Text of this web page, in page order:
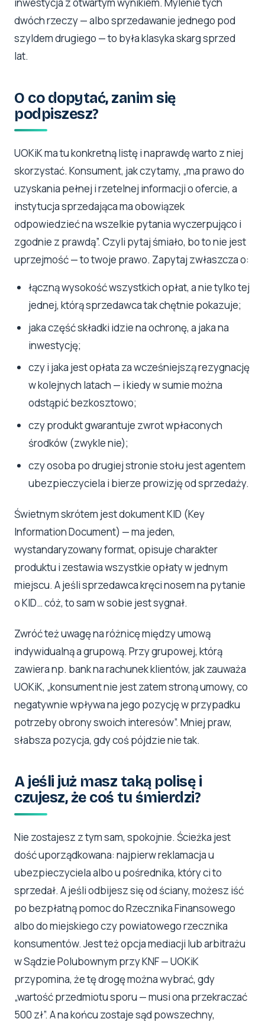
inwestycja z otwartym wynikiem. Mylenie tych
dwóch rzeczy — albo sprzedawanie jednego pod
szyldem drugiego — to była klasyka skarg sprzed
lat.
O co dopytać, zanim się
podpiszesz?
UOKiK ma tu konkretną listę i naprawdę warto z niej
skorzystać. Konsument, jak czytamy, „ma prawo do
uzyskania pełnej i rzetelnej informacji o ofercie, a
instytucja sprzedająca ma obowiązek
odpowiedzieć na wszelkie pytania wyczerpująco i
zgodnie z prawdą”. Czyli pytaj śmiało, bo to nie jest
uprzejmość — to twoje prawo. Zapytaj zwłaszcza o:
łączną wysokość wszystkich opłat, a nie tylko tej
jednej, którą sprzedawca tak chętnie pokazuje;
jaka część składki idzie na ochronę, a jaka na
inwestycję;
czy i jaka jest opłata za wcześniejszą rezygnację
w kolejnych latach — i kiedy w sumie można
odstąpić bezkosztowo;
czy produkt gwarantuje zwrot wpłaconych
środków (zwykle nie);
czy osoba po drugiej stronie stołu jest agentem
ubezpieczyciela i bierze prowizję od sprzedaży.
Świetnym skrótem jest dokument KID (Key
Information Document) — ma jeden,
wystandaryzowany format, opisuje charakter
produktu i zestawia wszystkie opłaty w jednym
miejscu. A jeśli sprzedawca kręci nosem na pytanie
o KID… cóż, to sam w sobie jest sygnał.
Zwróć też uwagę na różnicę między umową
indywidualną a grupową. Przy grupowej, którą
zawiera np. bank na rachunek klientów, jak zauważa
UOKiK, „konsument nie jest zatem stroną umowy, co
negatywnie wpływa na jego pozycję w przypadku
potrzeby obrony swoich interesów”. Mniej praw,
słabsza pozycja, gdy coś pójdzie nie tak.
A jeśli już masz taką polisę i
czujesz, że coś tu śmierdzi?
Nie zostajesz z tym sam, spokojnie. Ścieżka jest
dość uporządkowana: najpierw reklamacja u
ubezpieczyciela albo u pośrednika, który ci to
sprzedał. A jeśli odbijesz się od ściany, możesz iść
po bezpłatną pomoc do Rzecznika Finansowego
albo do miejskiego czy powiatowego rzecznika
konsumentów. Jest też opcja mediacji lub arbitrażu
w Sądzie Polubownym przy KNF — UOKiK
przypomina, że tę drogę można wybrać, gdy
„wartość przedmiotu sporu — musi ona przekraczać
500 zł”. A na końcu zostaje sąd powszechny,